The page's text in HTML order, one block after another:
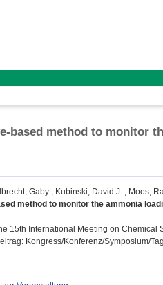
based method to monitor
Gaby ; Kubinski, David J. ; Moos,
method to monitor the ammonia
15th International Meeting on Chemical
Kongress/Konferenz/Symposium/